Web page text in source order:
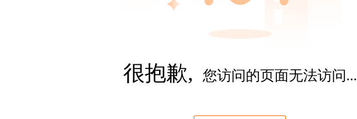
很抱歉, 您访问的页面无法访问...